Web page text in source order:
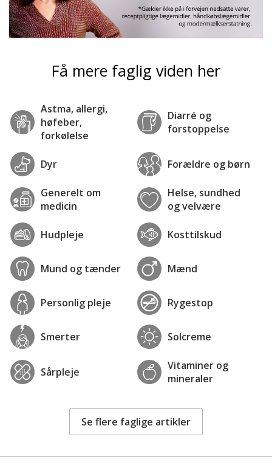
Få mere faglig viden her
Astma, allergi,
høfeber,
forkølelse
Diarré og
forstoppelse
Dyr Forældre og børn
Generelt om
medicin
Helse, sundhed
og velvære
Hudpleje Kosttilskud
Mund og tænder Mænd
Personlig pleje Rygestop
Smerter Solcreme
Sårpleje
Vitaminer og
mineraler
Se flere faglige artikler